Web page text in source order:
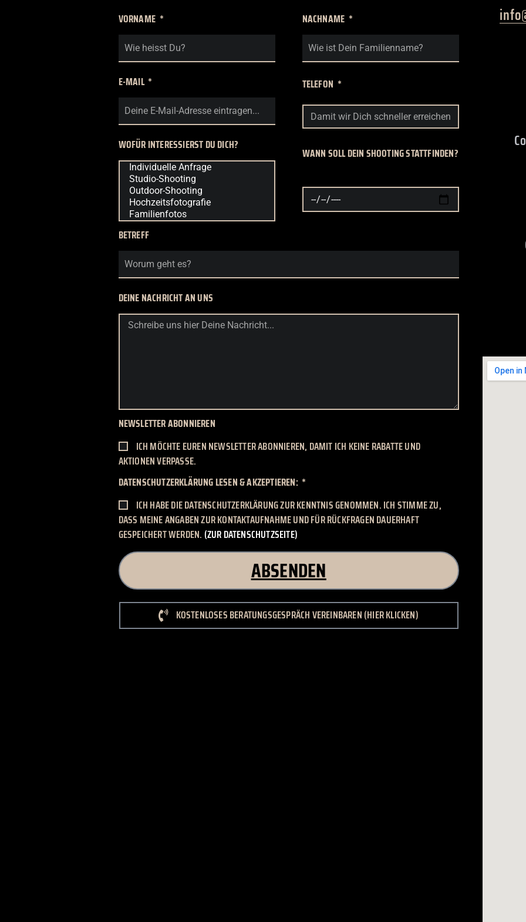
VORNAME NACHNAME
E-MAIL TELEFON
WOFÜR INTERESSIERST DU DICH?
WANN SOLL DEIN SHOOTING STATTFINDEN?
BETREFF
DEINE NACHRICHT AN UNS
NEWSLETTER ABONNIEREN
ICH MÖCHTE EUREN NEWSLETTER ABONNIEREN, DAMIT ICH KEINE RABATTE UND
AKTIONEN VERPASSE.
DATENSCHUTZERKLÄRUNG LESEN & AKZEPTIEREN:
ICH HABE DIE DATENSCHUTZERKLÄRUNG ZUR KENNTNIS GENOMMEN. ICH STIMME ZU,
DASS MEINE ANGABEN ZUR KONTAKTAUFNAHME UND FÜR RÜCKFRAGEN DAUERHAFT
GESPEICHERT WERDEN. (ZUR DATENSCHUTZSEITE)
ABSENDEN
KOSTENLOSES BERATUNGSGESPRÄCH VEREINBAREN (HIER KLICKEN)